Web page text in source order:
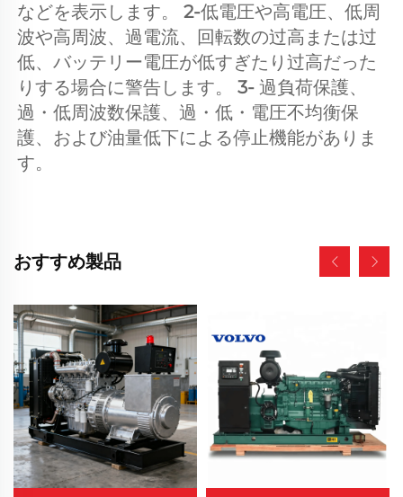
などを表示します。 2-低電圧や高電圧、低周
波や高周波、過電流、回転数の过高または过
低、バッテリー電圧が低すぎたり过高だった
りする場合に警告します。 3- 過負荷保護、
過・低周波数保護、過・低・電圧不均衡保
護、および油量低下による停止機能がありま
す。
おすすめ製品